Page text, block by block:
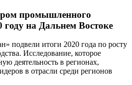
промышленного
году на Дальнем Востоке
подвели итоги 2020 года по росту
Исследование, которое
деятельность в регионах,
в отрасли среди регионов